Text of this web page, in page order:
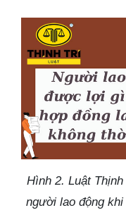
Hình 2. Luật
người lao động